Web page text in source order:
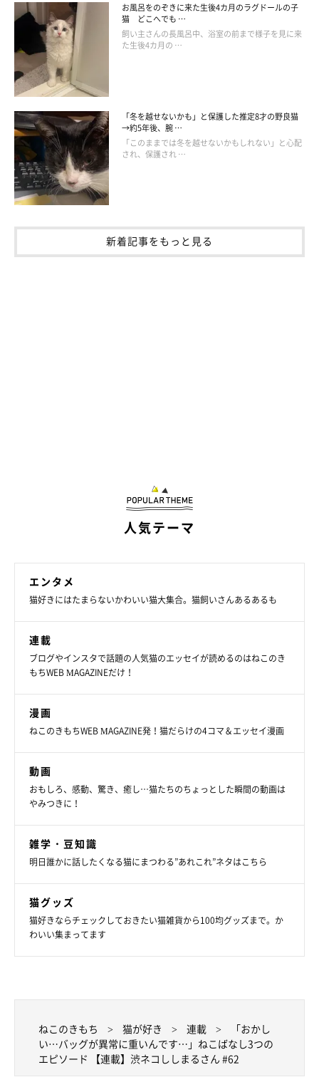
「また語ろう」
登場人物
お風呂をのぞきに来た生後4カ月のラグドールの子
猫 どこへでも …
飼い主さんの長風呂中、浴室の前まで様子を見に来
た生後4カ月の …
「冬を越せないかも」と保護した推定8才の野良猫
→約5年後、腕 …
「このままでは冬を越せないかもしれない」と心配
され、保護され …
新着記事をもっと見る
人気テーマ
エンタメ
猫好きにはたまらないかわいい猫大集合。猫飼いさんあるあるも
連載
ブログやインスタで話題の人気猫のエッセイが読めるのはねこのき
もちWEB MAGAZINEだけ！
漫画
ねこのきもちWEB MAGAZINE発！猫だらけの4コマ＆エッセイ漫画
動画
おもしろ、感動、驚き、癒し…猫たちのちょっとした瞬間の動画は
やみつきに！
雑学・豆知識
明日誰かに話したくなる猫にまつわる”あれこれ”ネタはこちら
猫グッズ
猫好きならチェックしておきたい猫雑貨から100均グッズまで。か
わいい集まってます
ねこのきもち 猫が好き 連載
「おかし
い…バッグが異常に重いんです…」ねこばなし3つの
エピソード 【連載】渋ネコししまるさん #62